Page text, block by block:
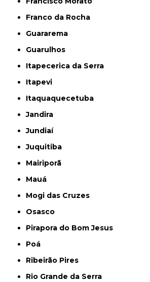
Franco da Rocha
Guararema
Guarulhos
Itapecerica da Serra
Itapevi
Itaquaquecetuba
Jandira
Jundiaí
Juquitiba
Mairiporã
Mauá
Mogi das Cruzes
Osasco
Pirapora do Bom Jesus
Poá
Ribeirão Pires
Rio Grande da Serra